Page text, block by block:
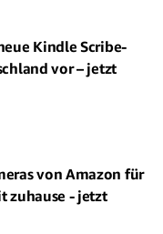
Kindle Scribe-
vor – jetzt
von Amazon für
zuhause - jetzt